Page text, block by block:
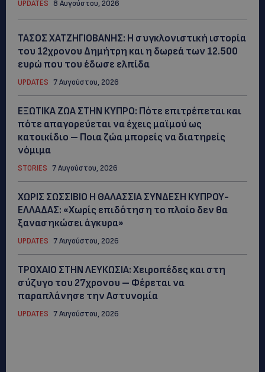
UPDATES 8 Αυγούστου, 2026
ΤΑΣΟΣ ΧΑΤΖΗΓΙΟΒΑΝΗΣ: Η συγκλονιστική ιστορία
του 12χρονου Δημήτρη και η δωρεά των 12.500
ευρώ που του έδωσε ελπίδα
UPDATES 7 Αυγούστου, 2026
ΕΞΩΤΙΚΑ ΖΩΑ ΣΤΗΝ ΚΥΠΡΟ: Πότε επιτρέπεται και
πότε απαγορεύεται να έχεις μαϊμού ως
κατοικίδιο – Ποια ζώα μπορείς να διατηρείς
νόμιμα
STORIES 7 Αυγούστου, 2026
ΧΩΡΙΣ ΣΩΣΣΙΒΙΟ Η ΘΑΛΑΣΣΙΑ ΣΥΝΔΕΣΗ ΚΥΠΡΟΥ-
ΕΛΛΑΔΑΣ: «Χωρίς επιδότηση το πλοίο δεν θα
ξανασηκώσει άγκυρα»
UPDATES 7 Αυγούστου, 2026
ΤΡΟΧΑΙΟ ΣΤΗΝ ΛΕΥΚΩΣΙΑ: Χειροπέδες και στη
σύζυγο του 27χρονου – Φέρεται να
παραπλάνησε την Αστυνομία
UPDATES 7 Αυγούστου, 2026